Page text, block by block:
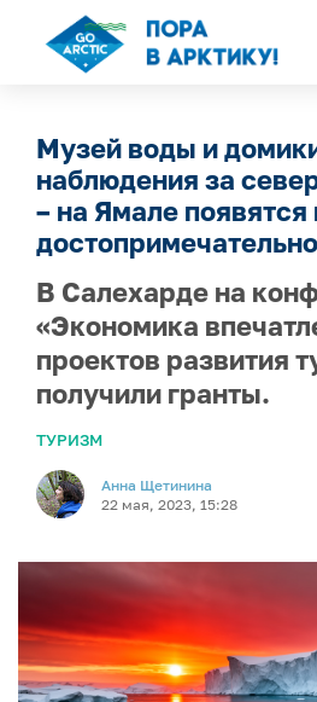
Музей воды и
наблюдения за
– на Ямале
В Салехарде на
«Экономика
проектов развития
получили гранты.
ТУРИЗМ
Анна Щетинина
22 мая, 2023, 15:28